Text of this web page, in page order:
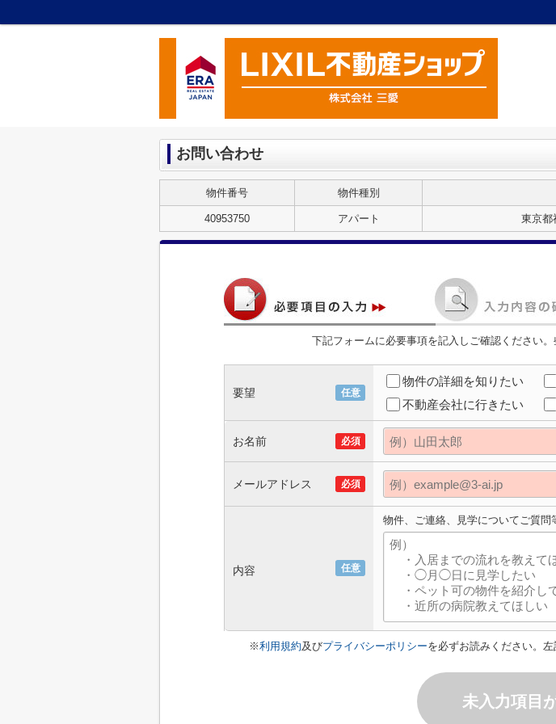
お問い合わせ
物件番号 物件種別
40953750 アパート 東京都
下記フォームに必要事項を記入しご確認ください
要望 任意
物件の詳細を知りたい
不動産会社に行きたい
お名前 必須
メールアドレス 必須
内容 任意
物件、ご連絡、見学についてご質問
※利用規約及びプライバシーポリシーを必ずお読みください。
未入力項目